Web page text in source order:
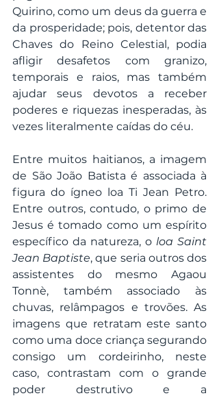
Quirino, como um deus da guerra e
da prosperidade; pois, detentor das
Chaves do Reino Celestial, podia
afligir desafetos com granizo,
temporais e raios, mas também
ajudar seus devotos a receber
poderes e riquezas inesperadas, às
vezes literalmente caídas do céu.
Entre muitos haitianos, a imagem
de São João Batista é associada à
figura do ígneo loa Ti Jean Petro.
Entre outros, contudo, o primo de
Jesus é tomado como um espírito
específico da natureza, o loa Saint
Jean Baptiste, que seria outros dos
assistentes do mesmo Agaou
Tonnè, também associado às
chuvas, relâmpagos e trovões. As
imagens que retratam este santo
como uma doce criança segurando
consigo um cordeirinho, neste
caso, contrastam com o grande
poder destrutivo e a